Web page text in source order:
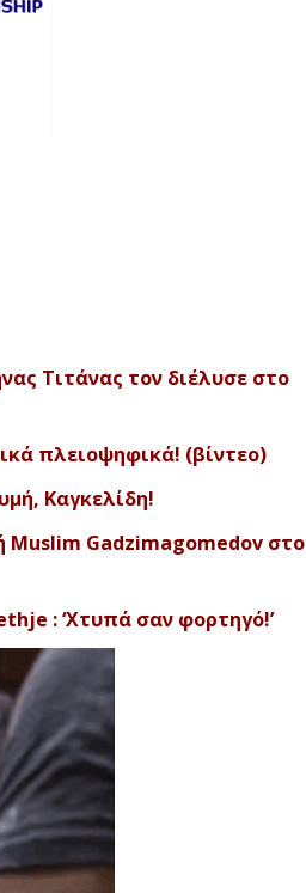
Τιτάνας τον διέλυσε στο
πλειοψηφικά! (βίντεο)
Καγκελίδη!
Muslim Gadzimagomedov στο
: ‘Χτυπά σαν φορτηγό!’